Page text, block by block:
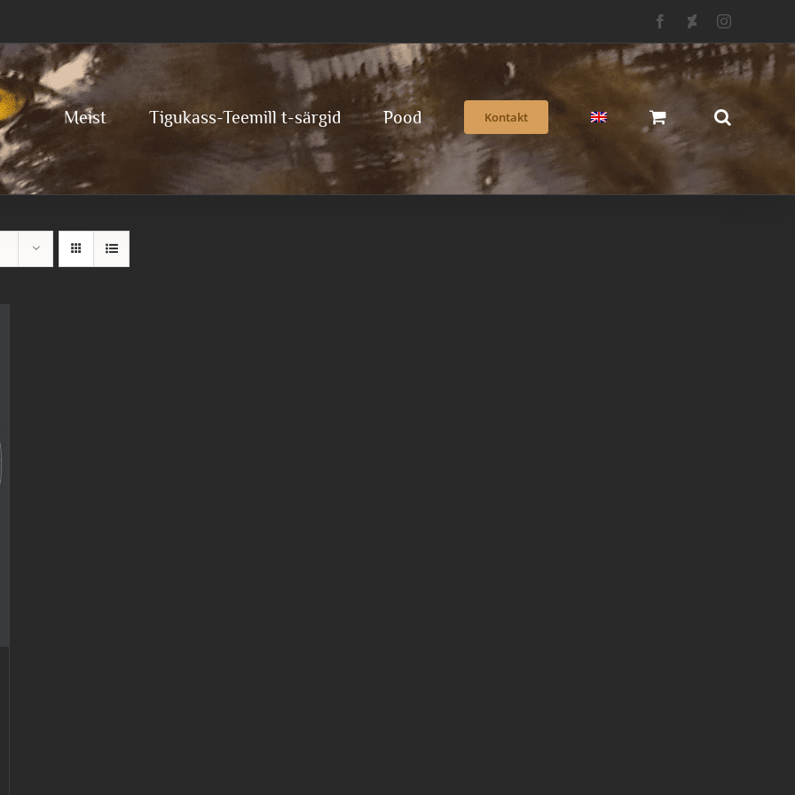
FacebookDeviantartInstagram
Meist Tigukass-Teemill t-särgid Pood Kontakt